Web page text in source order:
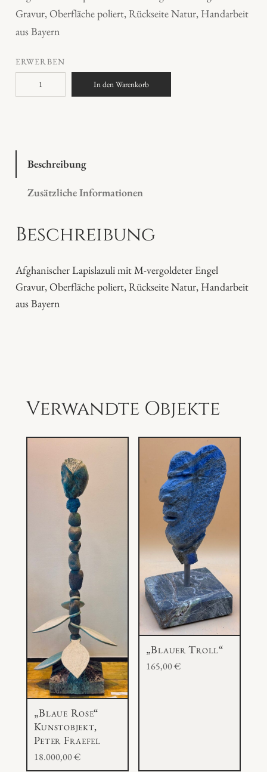
Gravur, Oberfläche poliert, Rückseite Natur, Handarbeit
aus Bayern
ERWERBEN
a
a
l
E
n
In den Warenkorb
Beschreibung
Zusätzliche Informationen
Beschreibung
Afghanischer Lapislazuli mit M-vergoldeter Engel
Gravur, Oberfläche poliert, Rückseite Natur, Handarbeit
aus Bayern
Verwandte Objekte
„Blaue Rose“
Kunstobjekt,
Peter Fraefel
18.000,00€
„Blauer Troll“
165,00€